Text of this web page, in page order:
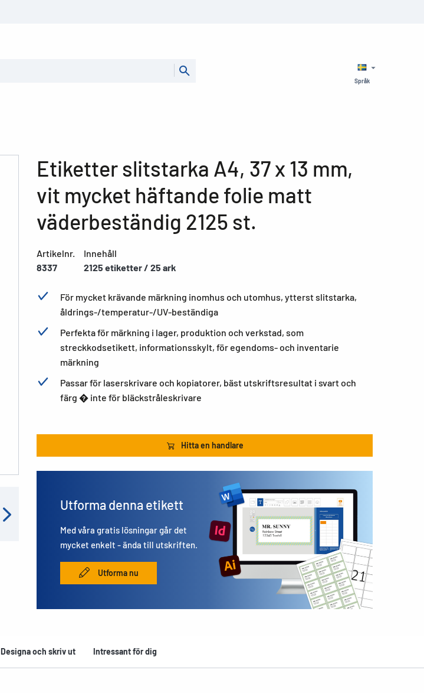
Språk
Etiketter slitstarka A4, 37 x 13 mm,
vit mycket häftande folie matt
väderbeständig 2125 st.
Artikelnr.
8337
Innehåll
2125 etiketter / 25 ark
För mycket krävande märkning inomhus och utomhus, ytterst slitstarka,
åldrings-/temperatur-/UV-beständiga
Perfekta för märkning i lager, produktion och verkstad, som
streckkodsetikett, informationsskylt, för egendoms- och inventarie
märkning
Passar för laserskrivare och kopiatorer, bäst utskriftsresultat i svart och
färg � inte för bläckstråleskrivare
Hitta en handlare
Utforma denna etikett
Med våra gratis lösningar går det
mycket enkelt - ända till utskriften.
Utforma nu
Designa och skriv ut Intressant för dig